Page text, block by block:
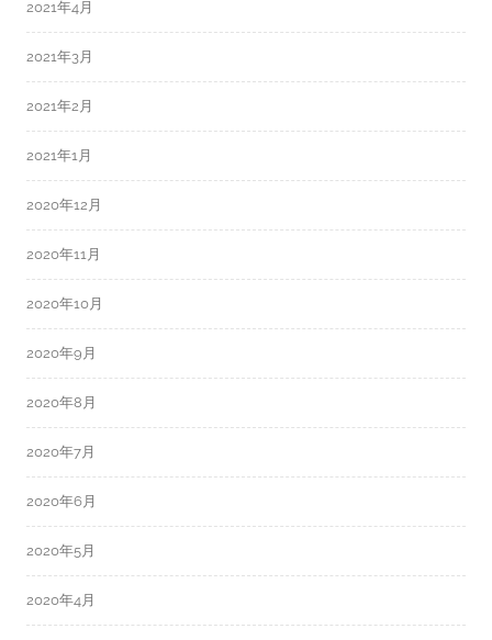
2021年4月
2021年3月
2021年2月
2021年1月
2020年12月
2020年11月
2020年10月
2020年9月
2020年8月
2020年7月
2020年6月
2020年5月
2020年4月